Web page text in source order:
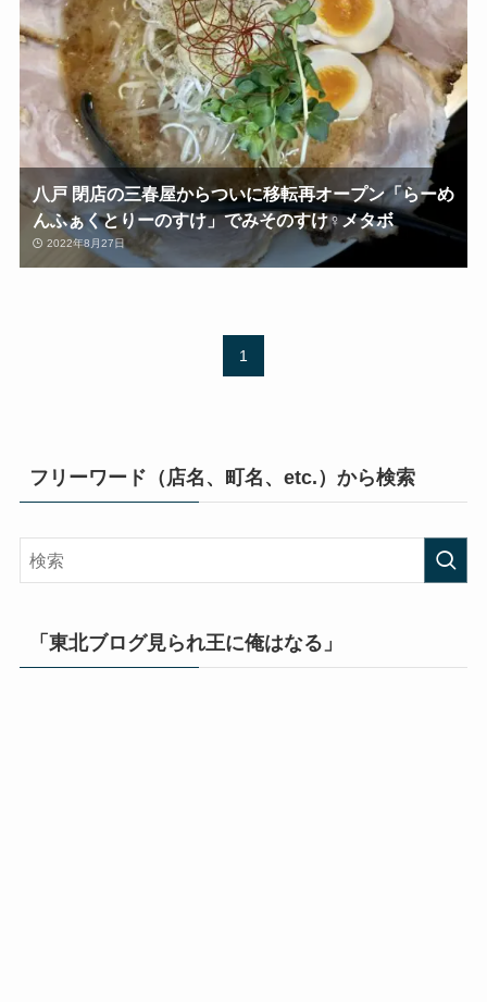
八戸 閉店の三春屋からついに移転再オープン「らーめ
んふぁくとりーのすけ」でみそのすけ♀メタボ
2022年8月27日
1
フリーワード（店名、町名、etc.）から検索
「東北ブログ見られ王に俺はなる」